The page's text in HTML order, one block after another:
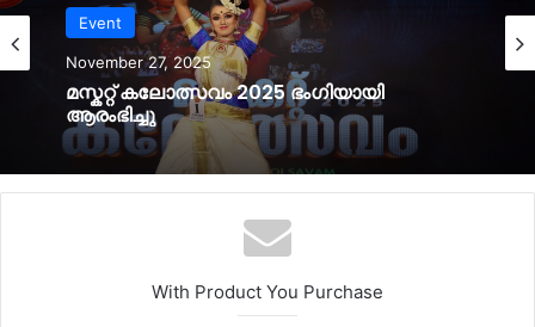
Event
November 27, 2025
മസ്കറ്റ് കലോത്സവം 2025 ഭംഗിയായി
ആരംഭിച്ചു
Event
October 8, 2025
മഞ്ഞപ്പട ഒമാന്റെ ഫുട്ബോൾ ടൂർണമെന്റും
ഫാമിലി ഫൺ ഡേയും ഒക്ടോബർ 10ന്
With Product You Purchase